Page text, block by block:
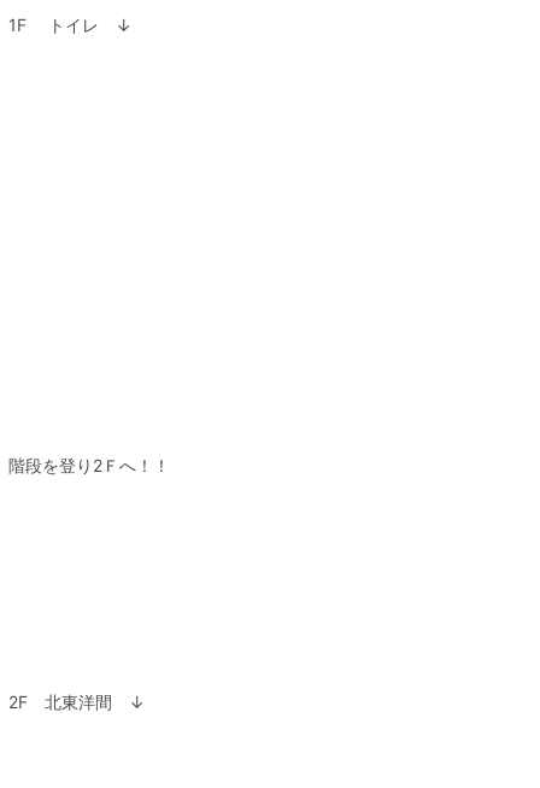
1F トイレ ↓
階段を登り2Ｆへ！！
2F 北東洋間 ↓